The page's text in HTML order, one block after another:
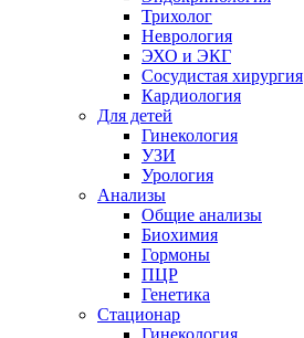
Трихолог
Неврология
ЭХО и ЭКГ
Сосудистая хирургия
Кардиология
Для детей
Гинекология
УЗИ
Урология
Анализы
Общие анализы
Биохимия
Гормоны
ПЦР
Генетика
Стационар
Гинекология